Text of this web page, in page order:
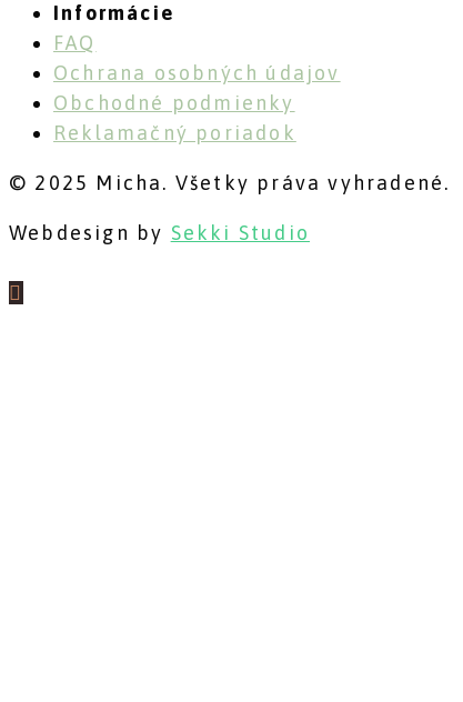
Informácie
FAQ
Ochrana osobných údajov
Obchodné podmienky
Reklamačný poriadok
© 2025 Micha. Všetky práva vyhradené.
Webdesign by Sekki Studio